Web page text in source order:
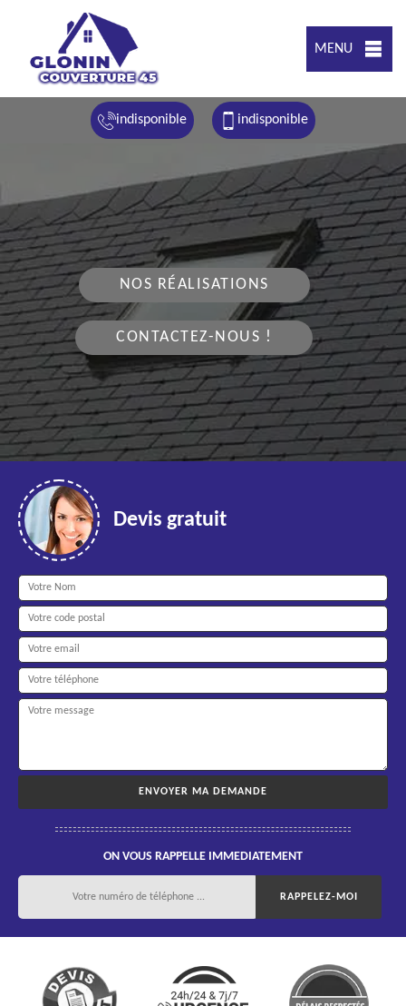
MENU
indisponible indisponible
NOS RÉALISATIONS
CONTACTEZ-NOUS !
Devis gratuit
ON VOUS RAPPELLE IMMEDIATEMENT